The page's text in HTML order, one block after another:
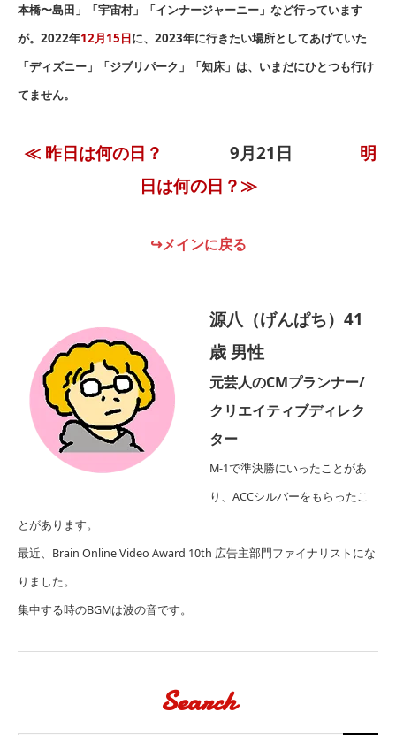
本橋〜島田」「宇宙村」「インナージャーニー」など行っています
が。2022年12月15日に、2023年に行きたい場所としてあげていた
「ディズニー」「ジブリパーク」「知床」は、いまだにひとつも行け
てません。
≪ 昨日は何の日？ 9月21 日 明
日は何の日？≫
↪メインに戻る
源八（げんぱち）41
歳 男性
元芸人のCMプランナー/
クリエイティブディレク
ター
M-1で準決勝にいったことがあ
り、ACCシルバーをもらったこ
とがあります。
最近、 Brain Online Video Award 10th 広告主部門ファイナリストにな
りました。
集中する時のBGMは波の音です。
Search